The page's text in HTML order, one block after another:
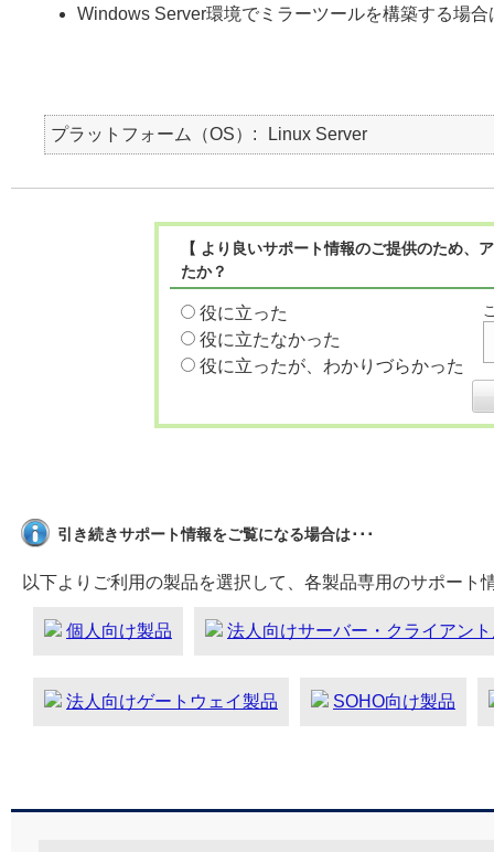
Windows Server環境でミラーツールを構築する場合
プラットフォーム（OS） Linux Server
【 より良いサポート情報のご提供のため
たか？
役に立った
役に立たなかった
役に立ったが、わかりづらかった
引き続きサポート情報をご覧になる場合は･･･
以下よりご利用の製品を選択して、各製品専用のサポート
個人向け製品 法人向けサーバー・クライアン
法人向けゲートウェイ製品 SOHO向け製品